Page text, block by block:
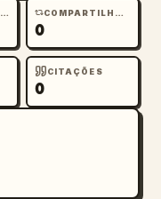
VISUALIZAÇÕES COMPARTILHAMENTOS
0
CITAÇÕES
0